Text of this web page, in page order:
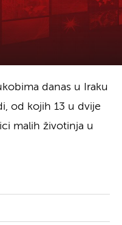
danas u Iraku
od kojih 13 u dvije
malih životinja u